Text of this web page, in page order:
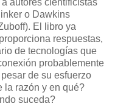
autores cientificistas
o Dawkins
El libro ya
respuestas,
de tecnologías que
probablemente
de su esfuerzo
la razón y en qué?
suceda?